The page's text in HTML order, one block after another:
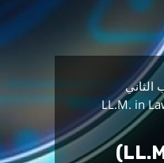
الثاني
LL.M. in
צוות תואר שני (LL.M)